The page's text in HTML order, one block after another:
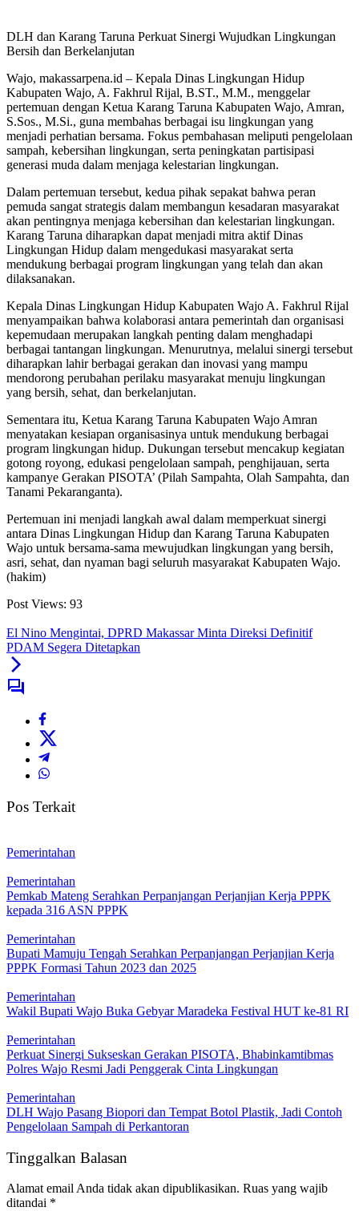
DLH dan Karang Taruna Perkuat Sinergi Wujudkan Lingkungan
Bersih dan Berkelanjutan
Wajo, makassarpena.id – Kepala Dinas Lingkungan Hidup
Kabupaten Wajo, A. Fakhrul Rijal, B.ST., M.M., menggelar
pertemuan dengan Ketua Karang Taruna Kabupaten Wajo, Amran,
S.Sos., M.Si., guna membahas berbagai isu lingkungan yang
menjadi perhatian bersama. Fokus pembahasan meliputi pengelolaan
sampah, kebersihan lingkungan, serta peningkatan partisipasi
generasi muda dalam menjaga kelestarian lingkungan.
Dalam pertemuan tersebut, kedua pihak sepakat bahwa peran
pemuda sangat strategis dalam membangun kesadaran masyarakat
akan pentingnya menjaga kebersihan dan kelestarian lingkungan.
Karang Taruna diharapkan dapat menjadi mitra aktif Dinas
Lingkungan Hidup dalam mengedukasi masyarakat serta
mendukung berbagai program lingkungan yang telah dan akan
dilaksanakan.
Kepala Dinas Lingkungan Hidup Kabupaten Wajo A. Fakhrul Rijal
menyampaikan bahwa kolaborasi antara pemerintah dan organisasi
kepemudaan merupakan langkah penting dalam menghadapi
berbagai tantangan lingkungan. Menurutnya, melalui sinergi tersebut
diharapkan lahir berbagai gerakan dan inovasi yang mampu
mendorong perubahan perilaku masyarakat menuju lingkungan
yang bersih, sehat, dan berkelanjutan.
Sementara itu, Ketua Karang Taruna Kabupaten Wajo Amran
menyatakan kesiapan organisasinya untuk mendukung berbagai
program lingkungan hidup. Dukungan tersebut mencakup kegiatan
gotong royong, edukasi pengelolaan sampah, penghijauan, serta
kampanye Gerakan PISOTA’ (Pilah Sampahta, Olah Sampahta, dan
Tanami Pekaranganta).
Pertemuan ini menjadi langkah awal dalam memperkuat sinergi
antara Dinas Lingkungan Hidup dan Karang Taruna Kabupaten
Wajo untuk bersama-sama mewujudkan lingkungan yang bersih,
asri, sehat, dan nyaman bagi seluruh masyarakat Kabupaten Wajo.
(hakim)
Post Views: 93
El Nino Mengintai, DPRD Makassar Minta Direksi Definitif
PDAM Segera Ditetapkan
Pos Terkait
Pemerintahan
Pemerintahan
Pemkab Mateng Serahkan Perpanjangan Perjanjian Kerja PPPK
kepada 316 ASN PPPK
Pemerintahan
Bupati Mamuju Tengah Serahkan Perpanjangan Perjanjian Kerja
PPPK Formasi Tahun 2023 dan 2025
Pemerintahan
Wakil Bupati Wajo Buka Gebyar Maradeka Festival HUT ke-81 RI
Pemerintahan
Perkuat Sinergi Sukseskan Gerakan PISOTA, Bhabinkamtibmas
Polres Wajo Resmi Jadi Penggerak Cinta Lingkungan
Pemerintahan
DLH Wajo Pasang Biopori dan Tempat Botol Plastik, Jadi Contoh
Pengelolaan Sampah di Perkantoran
Tinggalkan Balasan
Alamat email Anda tidak akan dipublikasikan. Ruas yang wajib
ditandai *